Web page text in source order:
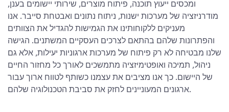
ומכסים ייעוץ תוכנה, פיתוח מוצרים, שירותי יישומים בענן,
מודרניזציה של מערכות ישנות, ניתוח נתונים ואבטחת סייבר. אנו
מעניקים ללקוחותינו את הגמישות להגדיל את הצוותים
והפתרונות שלהם בהתאם לצרכים העסקיים המשתנים. הגישה
שלנו מבטיחה לא רק פיתוח של מערכות ארגוניות יעילות, אלא גם
ניהול, תמיכה ואופטימיזציה מתמשכים לאורך כל מחזור החיים
של היישום. כך אנו מציבים את עצמנו כשותף לטווח ארוך עבור
ארגונים המעוניינים לחזק את סביבת הטכנולוגיה שלהם.